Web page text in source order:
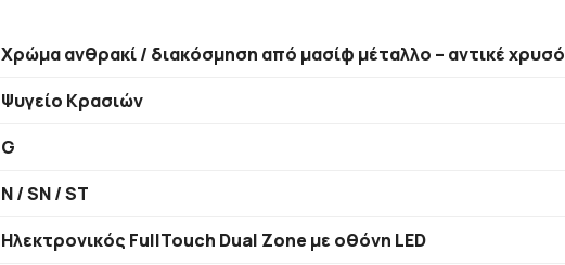
Χρώμα ανθρακί / διακόσμηση από μασίφ μέταλλο – αντικέ χρυσό
Ψυγείο Κρασιών
G
N / SN / ST
Ηλεκτρονικός FullTouch Dual Zone με οθόνη LED